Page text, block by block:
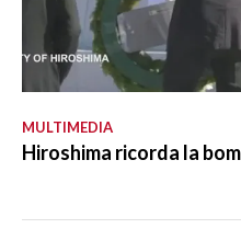
MULTIMEDIA
Hiroshima ricorda la